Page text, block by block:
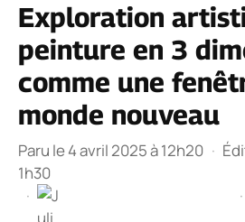
Exploration
peinture en 3
comme une
monde nouveau
Paru le 4 avril 2025 à 12h20 ·
1h30
·
·